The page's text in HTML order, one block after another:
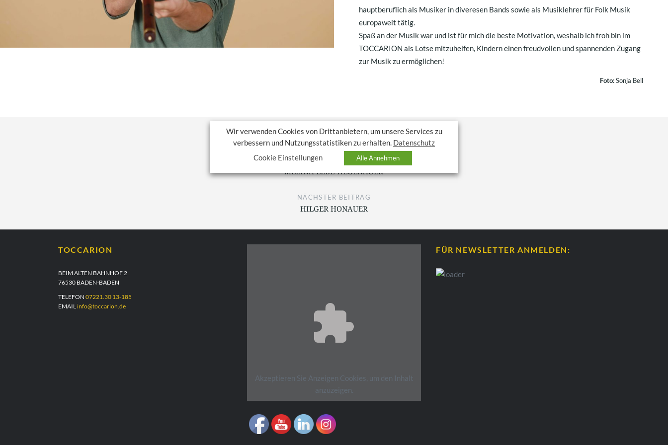
hauptberuflich als Musiker in diveresen Bands sowie als Musiklehrer für Folk Musik
europaweit tätig.
Spaß an der Musik war und ist für mich die beste Motivation, weshalb ich froh bin im
TOCCARION als Lotse mitzuhelfen, Kindern einen freudvollen und spannenden Zugang
zur Musik zu ermöglichen!
Foto:Sonja Bell
VORHERIGER BEITRAG
MELINA ELBE-HEGENAUER
NÄCHSTER BEITRAG
HILGER HONAUER
TOCCARION
BEIM ALTEN BAHNHOF 2
76530 BADEN-BADEN
TELEFON 07221.30 13-185
EMAIL info@toccarion.de
Akzeptieren Sie Anzeigen Cookies, um den Inhalt
anzuzeigen.
FÜR NEWSLETTER ANMELDEN:
Wir verwenden Cookies von Drittanbietern, um unsere Services zu
verbessern und Nutzungsstatistiken zu erhalten. Datenschutz
Cookie Einstellungen
Alle Annehmen